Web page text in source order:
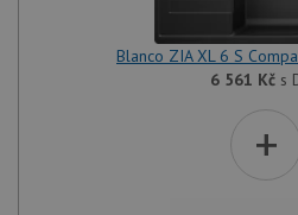
Blanco ZIA XL 6 S
6 561 Kčs
+